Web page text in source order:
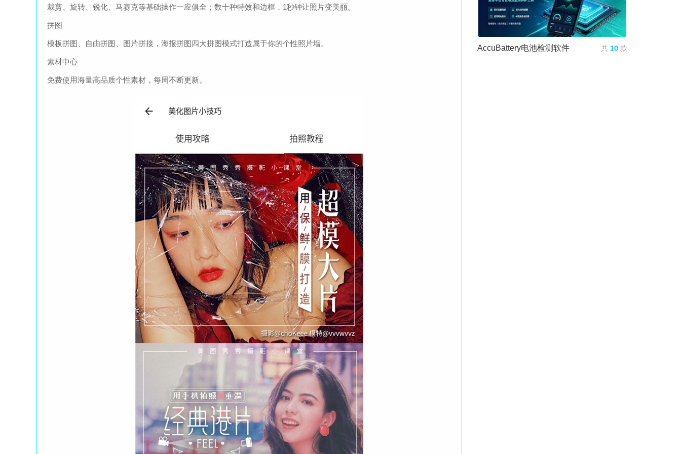
裁剪、旋转、锐化、马赛克等基础操作一应俱全；数十种特效和边框，1秒钟让照片变美丽。
拼图
模板拼图、自由拼图、图片拼接，海报拼图四大拼图模式打造属于你的个性照片墙。
素材中心
免费使用海量高品质个性素材，每周不断更新。
AccuBattery电池检测软件 共 10 款